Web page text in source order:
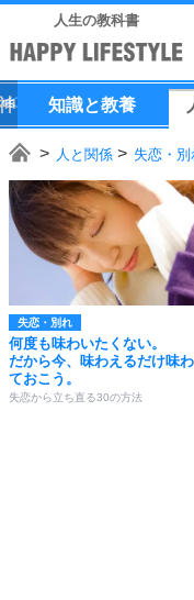
人生の教科書
知識と教養
人と関係 失恋・別
失恋・別れ
何度も味わいたくない。
だから今、味わえるだけ味
ておこう。
失恋から立ち直る30の方法